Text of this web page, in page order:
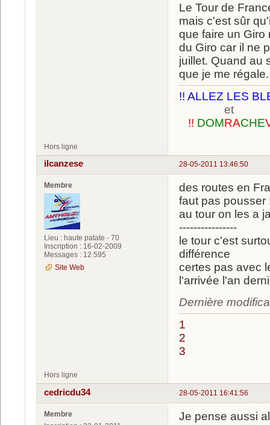
Le Tour de
mais c'est sûr
que faire un Giro
du Giro car il ne
juillet. Quand au
que je me
!! ALLEZ LES
et
!! DOMRACHE
Hors ligne
28-05-2011 13:46:50
ilcanzese
Membre
Lieu : haute patate - 70
Inscription : 16-02-2009
Messages : 12 595
Site Web
des routes en
faut pas pousser
au tour on les a
----------------
le tour c'est
différence
certes pas avec
l'arrivée l'an
Dernière
1
2
3
Hors ligne
28-05-2011 16:41:56
cedricdu34
Membre
Je pense aussi